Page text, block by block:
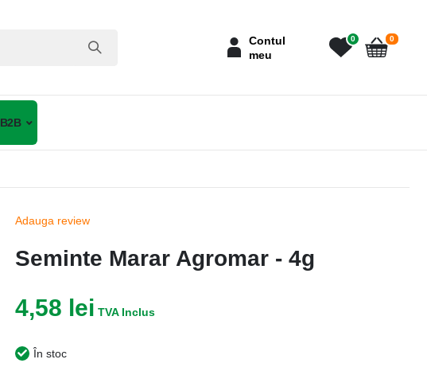
Contul
meu
0
Cart
0articole
B2B
Adauga review
Seminte Marar Agromar - 4g
4,58 lei
În stoc